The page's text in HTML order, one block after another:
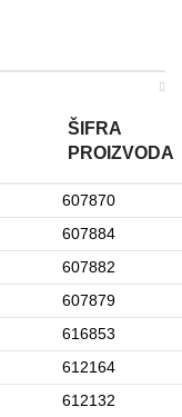
ŠIFRA
PROIZVODA
607870
607884
607882
607879
616853
612164
612132